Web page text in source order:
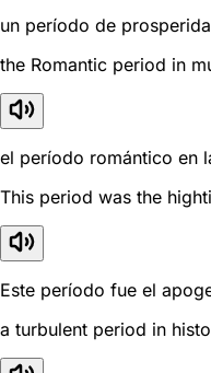
un período de
the Romantic period in
el período romántico en
This period was the
Este período fue el
a turbulent period in